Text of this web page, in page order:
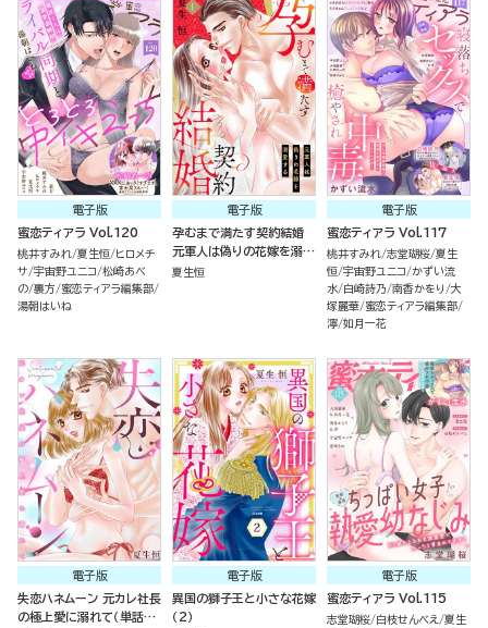
電子版
蜜恋ティアラ Vol.120
桃井すみれ 夏生恒
ヒロメチ
サ 宇宙野ユニコ 松崎あべ
の 裏方 蜜恋ティアラ編集部
湯朝はいね
電子版
孕むまで満たす契約結婚
元軍人は偽りの花嫁を溺愛
する（分冊版）
夏生恒
電子版
蜜恋ティアラ Vol.117
桃井すみれ 志堂瑚桜 夏生
恒 宇宙野ユニコ
かずい流
水 白崎詩乃 南香かをり
大
塚麗華 蜜恋ティアラ編集部
濘 如月一花
電子版
失恋ハネムーン 元カレ社長
の極上愛に溺れて（単話
電子版
異国の獅子王と小さな花嫁
（2）
電子版
蜜恋ティアラ Vol.115
志堂瑚桜 白枝せんべえ
夏生